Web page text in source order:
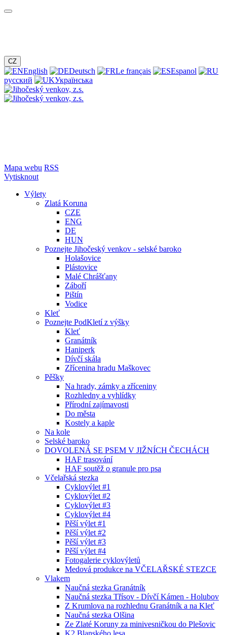
CZ
English Deutsch Le français
Espanol
русский
Українська
Mapa webu RSS
Vytisknout
Výlety
Zlatá Koruna
CZE
ENG
DE
HUN
Poznejte Jihočeský venkov - selské baroko
Holašovice
Plástovice
Malé Chrášťany
Záboří
Pištín
Vodice
Kleť
Poznejte PodKletí z výšky
Kleť
Granátník
Haniperk
Dívčí skála
Zřícenina hradu Maškovec
Pěšky
Na hrady, zámky a zříceniny
Rozhledny a vyhlídky
Přírodní zajímavosti
Do města
Kostely a kaple
Na kole
Selské baroko
DOVOLENÁ SE PSEM V JIŽNÍCH ČECHÁCH
HAF trasování
HAF soutěž o granule pro psa
Včelařská stezka
Cyklovýlet #1
Cyklovýlet #2
Cyklovýlet #3
Cyklovýlet #4
Pěší výlet #1
Pěší výlet #2
Pěší výlet #3
Pěší výlet #4
Fotogalerie cyklovýletů
Medová produkce na VČELAŘSKÉ STEZCE
Vlakem
Naučná stezka Granátník
Naučná stezka Třísov - Dívčí Kámen - Holubov
Z Krumlova na rozhlednu Granátník a na Kleť
Naučná stezka Olšina
Ze Zlaté Koruny za minivesničkou do Plešovic
K2 Blanského lesa